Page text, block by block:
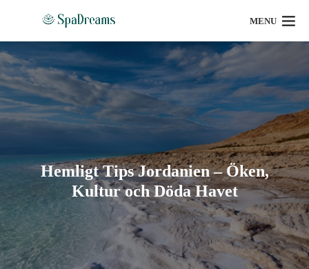
MENU
Hemligt Tips Jordanien – Öken,
Kultur och Döda Havet